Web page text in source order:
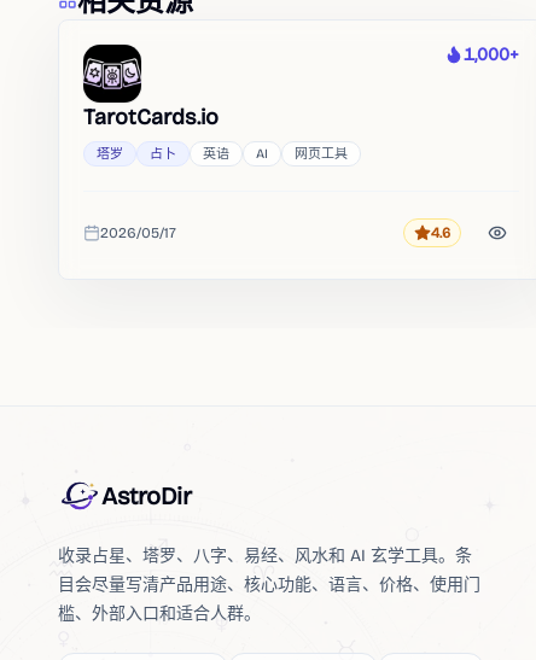
热度
1,000+
TarotCards.io
塔罗 占卜 英语 AI 网页工具
收录时间
2026/05/17 评分4.6
AstroDir
收录占星、塔罗、八字、易经、风水和 AI 玄学工具。条
目会尽量写清产品用途、核心功能、语言、价格、使用门
槛、外部入口和适合人群。